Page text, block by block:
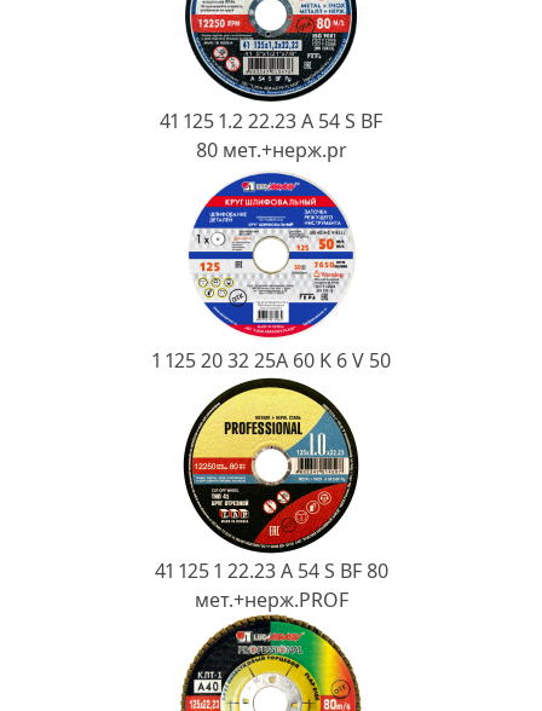
41 125 1.2 22.23 A 54 S BF
80 мет.+нерж.pr
1 125 20 32 25А 60 K 6 V 50
41 125 1 22.23 A 54 S BF 80
мет.+нерж.PROF